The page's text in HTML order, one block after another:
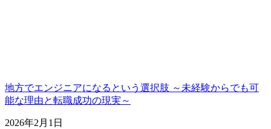
地方でエンジニアになるという選択肢 ～未経験からでも可
能な理由と転職成功の現実～
2026年2月1日